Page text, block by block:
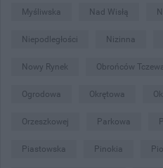
Myśliwska Nad Wisłą
Niepodległości Nizinna
Nowy Rynek Obrońców Tczewa
Ogrodowa Okrętowa
Orzeszkowej Parkowa
Piastowska Pinokia